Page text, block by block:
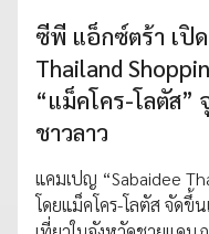
ซีพี แอ็กซ์ตร้า เปิ
Thailand
“แม็คโคร-โลตัส
ชาวลาว
แคมเปญ “Sabaidee
โดยแม็คโคร-โลตัส จัดขึ้